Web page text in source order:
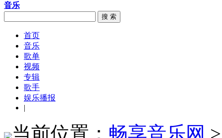
音乐
搜 索
首页
音乐
歌单
视频
专辑
歌手
娱乐播报
|
当前位置： 畅享音乐网